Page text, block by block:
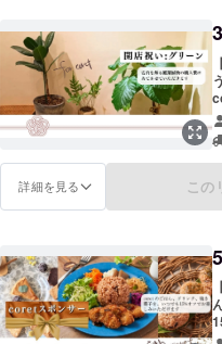
詳細を見る この